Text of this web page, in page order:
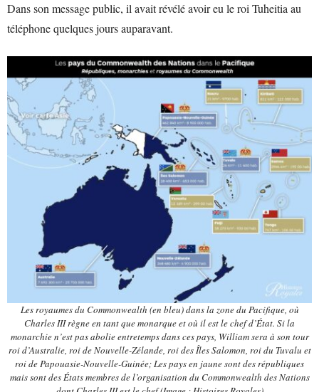
Dans son message public, il avait révélé avoir eu le roi Tuheitia au
téléphone quelques jours auparavant.
Les royaumes du Commonwealth (en bleu) dans la zone du Pacifique, où
Charles III règne en tant que monarque et où il est le chef d’État. Si la
monarchie n’est pas abolie entretemps dans ces pays, William sera à son tour
roi d’Australie, roi de Nouvelle-Zélande, roi des Îles Salomon, roi du Tuvalu et
roi de Papouasie-Nouvelle-Guinée;Les pays en jaune sont des républiques
mais sont des États membres de l’organisation du Commonwealth des Nations